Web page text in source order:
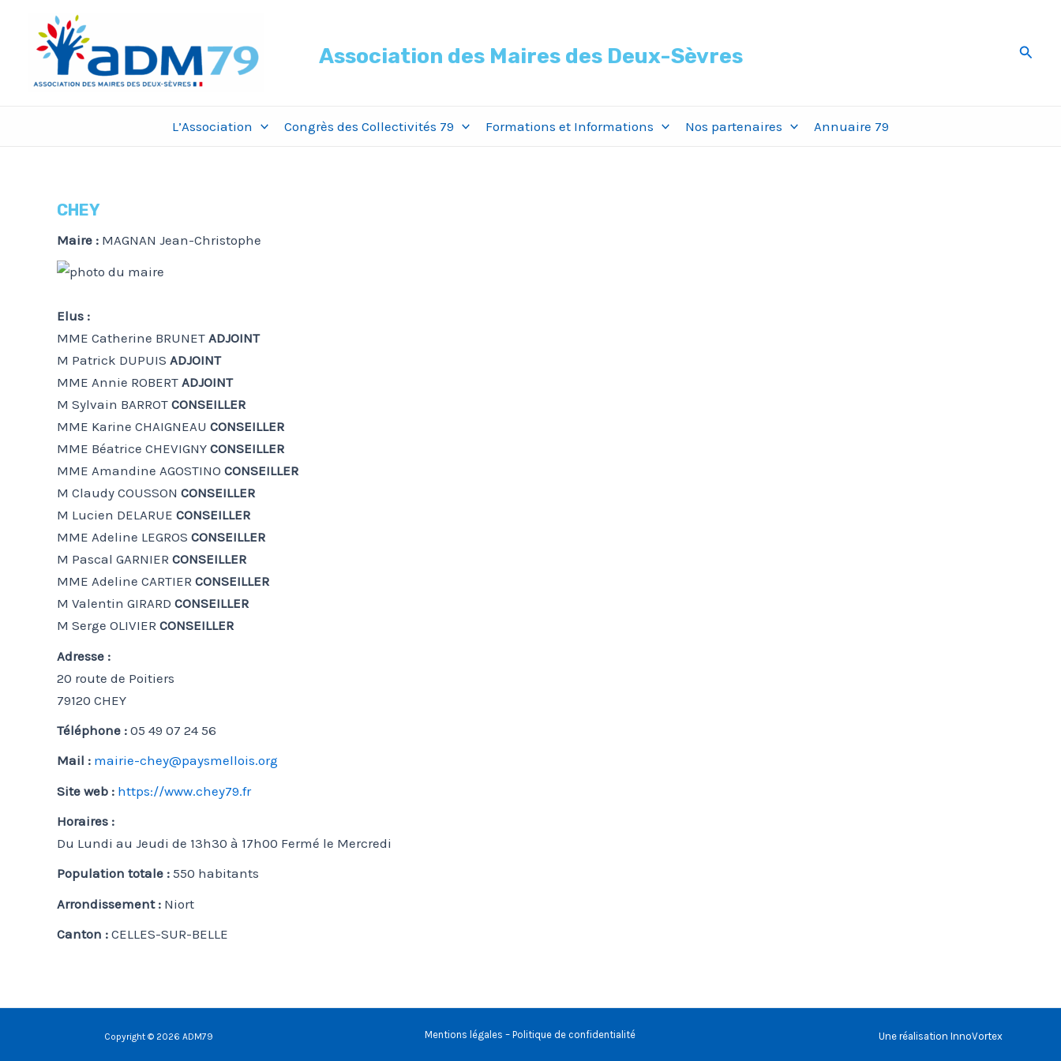
contenu
Association des Maires des Deux-Sèvres
L’Association Congrès des Collectivités 79 Formations et Informations Nos partenaires Annuaire 79
CHEY
Maire : MAGNAN Jean-Christophe
Elus :
MME Catherine BRUNET ADJOINT
M Patrick DUPUIS ADJOINT
MME Annie ROBERT ADJOINT
M Sylvain BARROT CONSEILLER
MME Karine CHAIGNEAU CONSEILLER
MME Béatrice CHEVIGNY CONSEILLER
MME Amandine AGOSTINO CONSEILLER
M Claudy COUSSON CONSEILLER
M Lucien DELARUE CONSEILLER
MME Adeline LEGROS CONSEILLER
M Pascal GARNIER CONSEILLER
MME Adeline CARTIER CONSEILLER
M Valentin GIRARD CONSEILLER
M Serge OLIVIER CONSEILLER
Adresse :
20 route de Poitiers
79120 CHEY
Téléphone : 05 49 07 24 56
Mail : mairie-chey@paysmellois.org
Site web : https://www.chey79.fr
Horaires :
Du Lundi au Jeudi de 13h30 à 17h00 Fermé le Mercredi
Population totale : 550 habitants
Arrondissement : Niort
Canton : CELLES-SUR-BELLE
Copyright © 2026 ADM79 Mentions légales – Politique de confidentialité Une réalisationInnoVortex